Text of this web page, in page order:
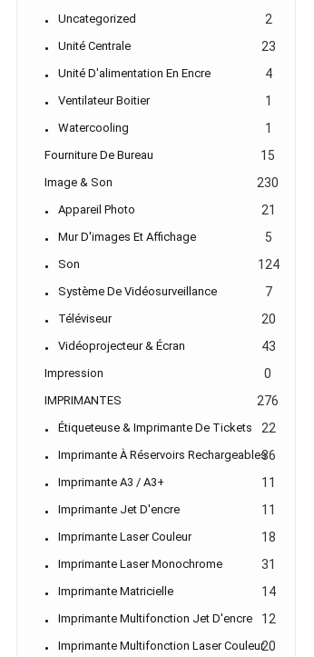
Uncategorized 2
Unité Centrale 23
Unité D'alimentation En Encre 4
Ventilateur Boitier 1
Watercooling 1
Fourniture De Bureau 15
Image & Son 230
Appareil Photo 21
Mur D'images Et Affichage 5
Son 124
Système De Vidéosurveillance 7
Téléviseur 20
Vidéoprojecteur & Écran 43
Impression 0
IMPRIMANTES 276
Étiqueteuse & Imprimante De Tickets 22
Imprimante À Réservoirs Rechargeables36
Imprimante A3 / A3+ 11
Imprimante Jet D'encre 11
Imprimante Laser Couleur 18
Imprimante Laser Monochrome 31
Imprimante Matricielle 14
Imprimante Multifonction Jet D'encre 12
Imprimante Multifonction Laser Couleur20